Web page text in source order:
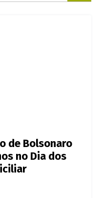
de Bolsonaro
no Dia dos